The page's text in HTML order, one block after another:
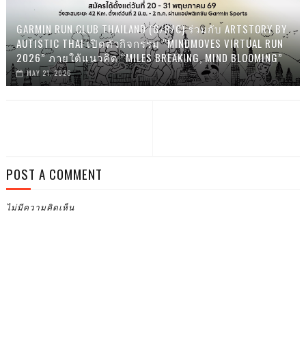
GARMIN RUN CLUB THAILAND (G/R/C) ร่วมกับ ARTSTORY BY
AUTISTIC THAI เปิดตัวกิจกรรม “MINDMOVES VIRTUAL RUN
2026” ภายใต้แนวคิด “MILES BREAKING, MIND BLOOMING”
MAY 21, 2026
POST A COMMENT
ไม่มีความคิดเห็น